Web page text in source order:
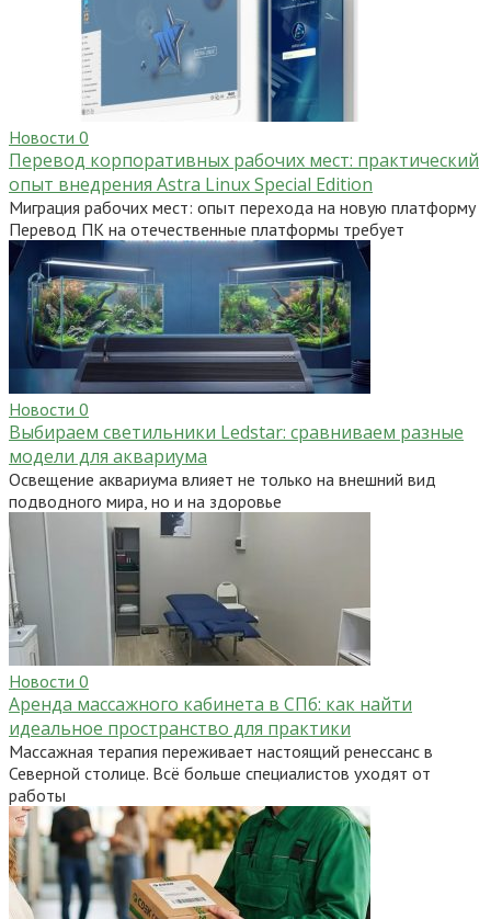
Новости 0
Перевод корпоративных рабочих мест: практический
опыт внедрения Astra Linux Special Edition
Миграция рабочих мест: опыт перехода на новую платформу
Перевод ПК на отечественные платформы требует
Новости 0
Выбираем светильники Ledstar: сравниваем разные
модели для аквариума
Освещение аквариума влияет не только на внешний вид
подводного мира, но и на здоровье
Новости 0
Аренда массажного кабинета в СПб: как найти
идеальное пространство для практики
Массажная терапия переживает настоящий ренессанс в
Северной столице. Всё больше специалистов уходят от
работы